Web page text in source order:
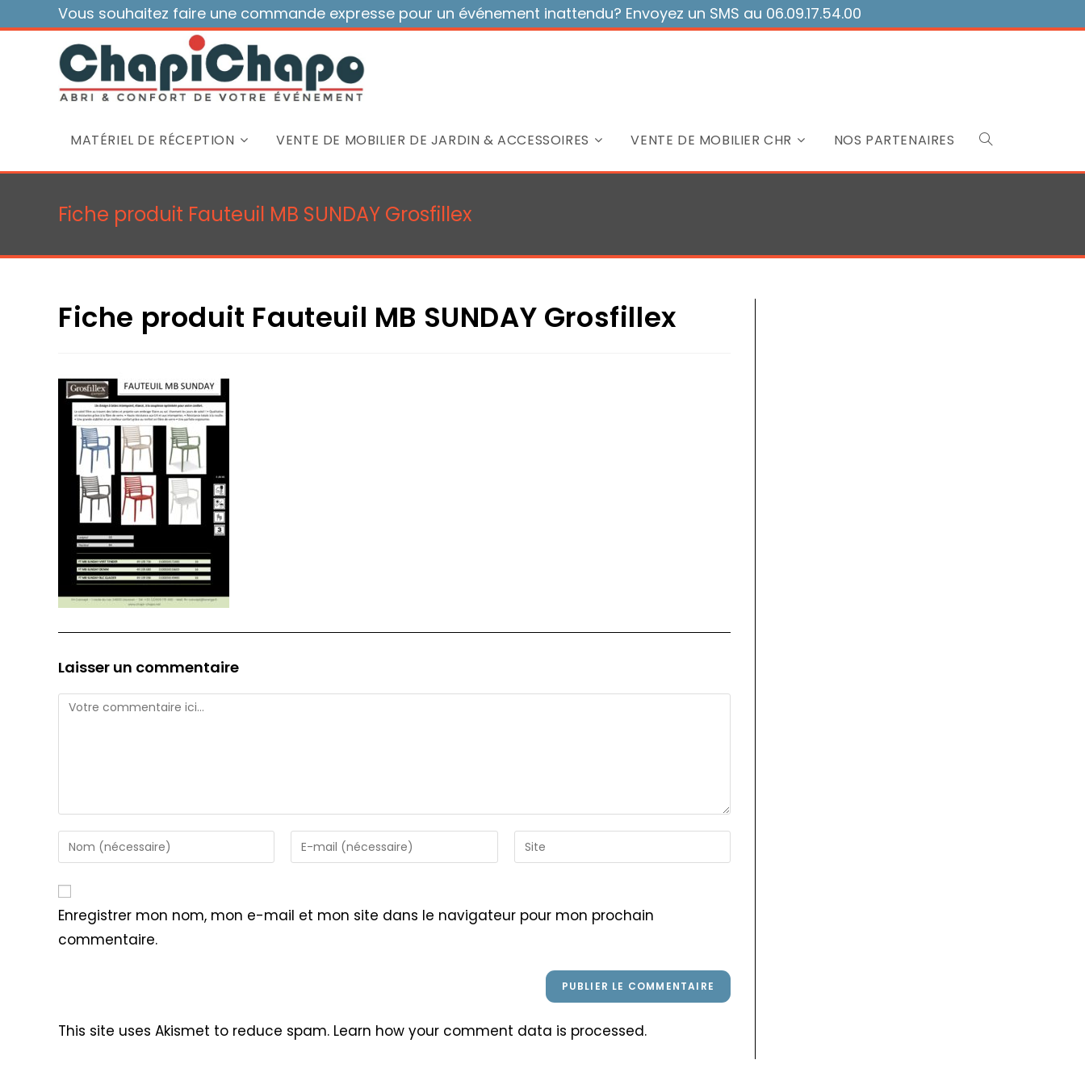
to
Vous souhaitez faire une commande expresse pour un événement inattendu? Envoyez un SMS au 06.09.17.54.00
MATÉRIEL DE RÉCEPTION VENTE DE MOBILIER DE JARDIN & ACCESSOIRES VENTE DE MOBILIER CHR NOS PARTENAIRES Toggle
search
Fiche produit Fauteuil MB SUNDAY Grosfillex
Fiche produit Fauteuil MB SUNDAY Grosfillex
Laisser un commentaire
Comment
Enter
your
or
username
to
Enter
your
to
Saisir
l’URL
site
Enregistrer mon nom, mon e-mail et mon site dans le navigateur pour mon prochain
commentaire.
This site uses Akismet to reduce spam. Learn how your comment data is processed.